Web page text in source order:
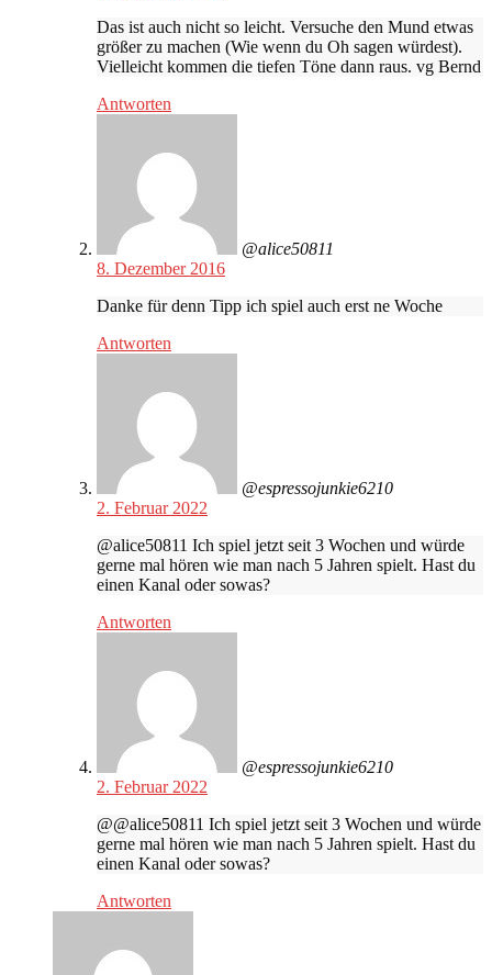
Das ist auch nicht so leicht. Versuche den Mund etwas
größer zu machen (Wie wenn du Oh sagen würdest).
Vielleicht kommen die tiefen Töne dann raus. vg Bernd
Antworten
@alice50811
8. Dezember 2016
Danke für denn Tipp ich spiel auch erst ne Woche
Antworten
@espressojunkie6210
2. Februar 2022
@alice50811 Ich spiel jetzt seit 3 Wochen und würde
gerne mal hören wie man nach 5 Jahren spielt. Hast du
einen Kanal oder sowas?
Antworten
@espressojunkie6210
2. Februar 2022
@@alice50811 Ich spiel jetzt seit 3 Wochen und würde
gerne mal hören wie man nach 5 Jahren spielt. Hast du
einen Kanal oder sowas?
Antworten